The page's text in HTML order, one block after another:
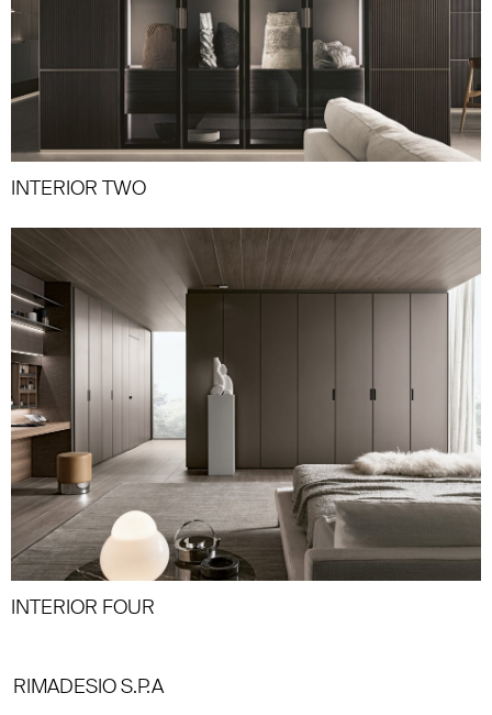
INTERIOR TWO
INTERIOR FOUR
RIMADESIO S.P.A